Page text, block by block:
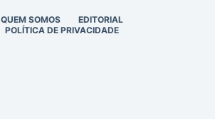
QUEM SOMOS
EDITORIAL
POLÍTICA DE PRIVACIDADE